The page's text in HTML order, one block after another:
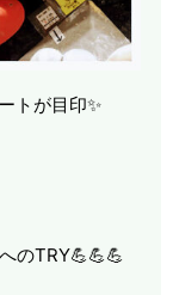
トが目印✨
のTRY💪💪💪